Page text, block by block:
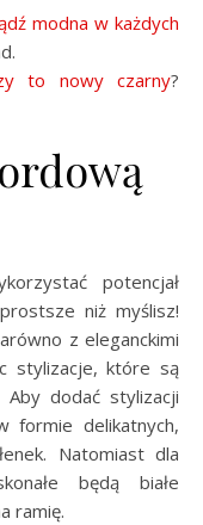
modna w każdych
to nowy czarny?
potencjał
niż myślisz!
z eleganckimi
stylizacje, które są
dodać stylizacji
formie delikatnych,
Natomiast dla
będą białe
ramię.